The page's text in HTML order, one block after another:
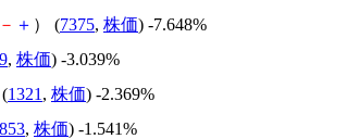
－ ＋ ） (7375, 株価) -7.648%
, 株価) -3.039%
1321 , 株価) -2.369%
, 株価) -1.541%